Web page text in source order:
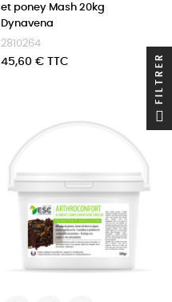
et poney Mash 20kg
Dynavena
2810264
Prix
45,60 € TTC FILTRER